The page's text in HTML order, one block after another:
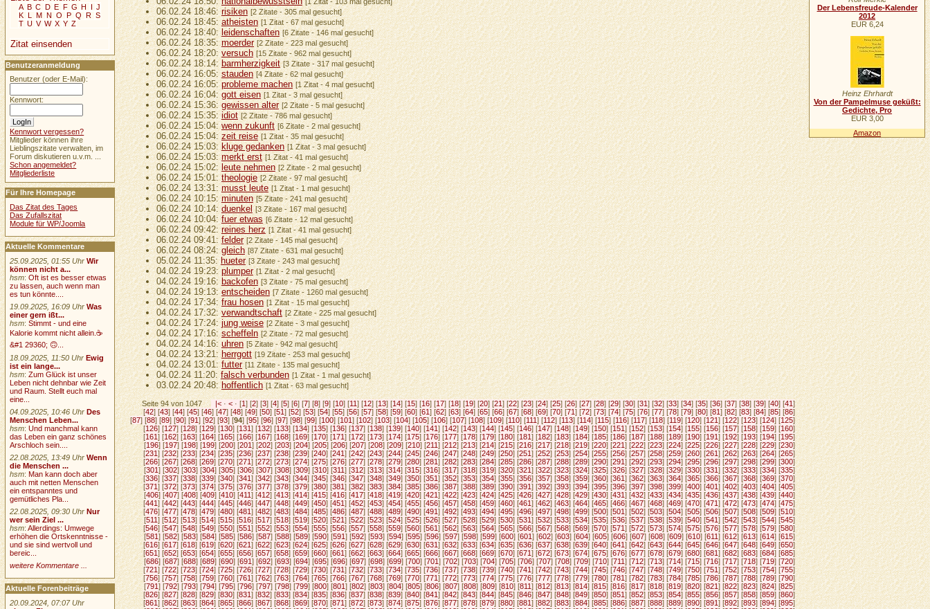
06.02.24 18:46:risiken [2 Zitate - 305 mal gesucht]
06.02.24 18:45:atheisten [1 Zitat - 67 mal gesucht]
06.02.24 18:40:leidenschaften [6 Zitate - 146 mal gesucht]
06.02.24 18:35:moerder [2 Zitate - 223 mal gesucht]
06.02.24 18:20:versuch [15 Zitate - 962 mal gesucht]
06.02.24 18:14:barmherzigkeit [3 Zitate - 317 mal gesucht]
06.02.24 16:05:stauden [4 Zitate - 62 mal gesucht]
06.02.24 16:05:probleme machen [1 Zitat - 4 mal gesucht]
06.02.24 16:04:gott eisen [1 Zitat - 3 mal gesucht]
06.02.24 15:36:gewissen alter [2 Zitate - 5 mal gesucht]
06.02.24 15:35:idiot [2 Zitate - 786 mal gesucht]
06.02.24 15:04:wenn zukunft [6 Zitate - 2 mal gesucht]
06.02.24 15:04:zeit reise [1 Zitat - 35 mal gesucht]
06.02.24 15:03:kluge gedanken [1 Zitat - 3 mal gesucht]
06.02.24 15:03:merkt erst [1 Zitat - 41 mal gesucht]
06.02.24 15:02:leute nehmen [2 Zitate - 2 mal gesucht]
06.02.24 15:01:theologie [2 Zitate - 97 mal gesucht]
06.02.24 13:31:musst leute [1 Zitat - 1 mal gesucht]
06.02.24 10:15:minuten [5 Zitate - 241 mal gesucht]
06.02.24 10:14:duenkel [3 Zitate - 167 mal gesucht]
06.02.24 10:04:fuer etwas [6 Zitate - 12 mal gesucht]
06.02.24 09:42:reines herz [1 Zitat - 41 mal gesucht]
06.02.24 09:41:felder [2 Zitate - 145 mal gesucht]
06.02.24 08:24:gleich [87 Zitate - 631 mal gesucht]
05.02.24 11:35:hueter [3 Zitate - 243 mal gesucht]
04.02.24 19:23:plumper [1 Zitat - 2 mal gesucht]
04.02.24 19:16:backofen [3 Zitate - 75 mal gesucht]
04.02.24 19:13:entscheiden [7 Zitate - 1260 mal gesucht]
04.02.24 17:34:frau hosen [1 Zitat - 15 mal gesucht]
04.02.24 17:32:verwandtschaft [2 Zitate - 225 mal gesucht]
04.02.24 17:24:jung weise [2 Zitate - 3 mal gesucht]
04.02.24 17:16:scheffeln [2 Zitate - 72 mal gesucht]
04.02.24 14:16:uhren [5 Zitate - 942 mal gesucht]
04.02.24 13:21:herrgott [19 Zitate - 253 mal gesucht]
04.02.24 13:01:futter [11 Zitate - 135 mal gesucht]
04.02.24 11:20:falsch verbunden [1 Zitat - 1 mal gesucht]
03.02.24 20:48:hoffentlich [1 Zitat - 63 mal gesucht]
Seite 94 von 1047 |<· <· [1] [2] [3] [4] [5] [6] [7] [8] [9] [10] [11] [12] [13] [14] [15] [16] [17] [18] [19] [20] [21] [22] [23] [24] [25] [26] [27] [28] [29] [30] [31] [32] [33] [34] [35] [36] [37] [38] [39] [40] [41]
[42] [43] [44] [45] [46] [47] [48] [49] [50] [51] [52] [53] [54] [55] [56] [57] [58] [59] [60] [61] [62] [63] [64] [65] [66] [67] [68] [69] [70] [71] [72] [73] [74] [75] [76] [77] [78] [79] [80] [81] [82] [83] [84] [85] [86]
[87] [88] [89] [90] [91] [92] [93] [94] [95] [96] [97] [98] [99] [100] [101] [102] [103] [104] [105] [106] [107] [108] [109] [110] [111] [112] [113] [114] [115] [116] [117] [118] [119] [120] [121] [122] [123] [124] [125]
[126] [127] [128] [129] [130] [131] [132] [133] [134] [135] [136] [137] [138] [139] [140] [141] [142] [143] [144] [145] [146] [147] [148] [149] [150] [151] [152] [153] [154] [155] [156] [157] [158] [159] [160]
[161] [162] [163] [164] [165] [166] [167] [168] [169] [170] [171] [172] [173] [174] [175] [176] [177] [178] [179] [180] [181] [182] [183] [184] [185] [186] [187] [188] [189] [190] [191] [192] [193] [194] [195]
[196] [197] [198] [199] [200] [201] [202] [203] [204] [205] [206] [207] [208] [209] [210] [211] [212] [213] [214] [215] [216] [217] [218] [219] [220] [221] [222] [223] [224] [225] [226] [227] [228] [229] [230]
[231] [232] [233] [234] [235] [236] [237] [238] [239] [240] [241] [242] [243] [244] [245] [246] [247] [248] [249] [250] [251] [252] [253] [254] [255] [256] [257] [258] [259] [260] [261] [262] [263] [264] [265]
[266] [267] [268] [269] [270] [271] [272] [273] [274] [275] [276] [277] [278] [279] [280] [281] [282] [283] [284] [285] [286] [287] [288] [289] [290] [291] [292] [293] [294] [295] [296] [297] [298] [299] [300]
[301] [302] [303] [304] [305] [306] [307] [308] [309] [310] [311] [312] [313] [314] [315] [316] [317] [318] [319] [320] [321] [322] [323] [324] [325] [326] [327] [328] [329] [330] [331] [332] [333] [334] [335]
[336] [337] [338] [339] [340] [341] [342] [343] [344] [345] [346] [347] [348] [349] [350] [351] [352] [353] [354] [355] [356] [357] [358] [359] [360] [361] [362] [363] [364] [365] [366] [367] [368] [369] [370]
[371] [372] [373] [374] [375] [376] [377] [378] [379] [380] [381] [382] [383] [384] [385] [386] [387] [388] [389] [390] [391] [392] [393] [394] [395] [396] [397] [398] [399] [400] [401] [402] [403] [404] [405]
[406] [407] [408] [409] [410] [411] [412] [413] [414] [415] [416] [417] [418] [419] [420] [421] [422] [423] [424] [425] [426] [427] [428] [429] [430] [431] [432] [433] [434] [435] [436] [437] [438] [439] [440]
[441] [442] [443] [444] [445] [446] [447] [448] [449] [450] [451] [452] [453] [454] [455] [456] [457] [458] [459] [460] [461] [462] [463] [464] [465] [466] [467] [468] [469] [470] [471] [472] [473] [474] [475]
[476] [477] [478] [479] [480] [481] [482] [483] [484] [485] [486] [487] [488] [489] [490] [491] [492] [493] [494] [495] [496] [497] [498] [499] [500] [501] [502] [503] [504] [505] [506] [507] [508] [509] [510]
[511] [512] [513] [514] [515] [516] [517] [518] [519] [520] [521] [522] [523] [524] [525] [526] [527] [528] [529] [530] [531] [532] [533] [534] [535] [536] [537] [538] [539] [540] [541] [542] [543] [544] [545]
[546] [547] [548] [549] [550] [551] [552] [553] [554] [555] [556] [557] [558] [559] [560] [561] [562] [563] [564] [565] [566] [567] [568] [569] [570] [571] [572] [573] [574] [575] [576] [577] [578] [579] [580]
[581] [582] [583] [584] [585] [586] [587] [588] [589] [590] [591] [592] [593] [594] [595] [596] [597] [598] [599] [600] [601] [602] [603] [604] [605] [606] [607] [608] [609] [610] [611] [612] [613] [614] [615]
[616] [617] [618] [619] [620] [621] [622] [623] [624] [625] [626] [627] [628] [629] [630] [631] [632] [633] [634] [635] [636] [637] [638] [639] [640] [641] [642] [643] [644] [645] [646] [647] [648] [649] [650]
[651] [652] [653] [654] [655] [656] [657] [658] [659] [660] [661] [662] [663] [664] [665] [666] [667] [668] [669] [670] [671] [672] [673] [674] [675] [676] [677] [678] [679] [680] [681] [682] [683] [684] [685]
[686] [687] [688] [689] [690] [691] [692] [693] [694] [695] [696] [697] [698] [699] [700] [701] [702] [703] [704] [705] [706] [707] [708] [709] [710] [711] [712] [713] [714] [715] [716] [717] [718] [719] [720]
[721] [722] [723] [724] [725] [726] [727] [728] [729] [730] [731] [732] [733] [734] [735] [736] [737] [738] [739] [740] [741] [742] [743] [744] [745] [746] [747] [748] [749] [750] [751] [752] [753] [754] [755]
[756] [757] [758] [759] [760] [761] [762] [763] [764] [765] [766] [767] [768] [769] [770] [771] [772] [773] [774] [775] [776] [777] [778] [779] [780] [781] [782] [783] [784] [785] [786] [787] [788] [789] [790]
[791] [792] [793] [794] [795] [796] [797] [798] [799] [800] [801] [802] [803] [804] [805] [806] [807] [808] [809] [810] [811] [812] [813] [814] [815] [816] [817] [818] [819] [820] [821] [822] [823] [824] [825]
[826] [827] [828] [829] [830] [831] [832] [833] [834] [835] [836] [837] [838] [839] [840] [841] [842] [843] [844] [845] [846] [847] [848] [849] [850] [851] [852] [853] [854] [855] [856] [857] [858] [859] [860]
[861] [862] [863] [864] [865] [866] [867] [868] [869] [870] [871] [872] [873] [874] [875] [876] [877] [878] [879] [880] [881] [882] [883] [884] [885] [886] [887] [888] [889] [890] [891] [892] [893] [894] [895]
Der Lebensfreude-Kalender
2012
EUR 6,24
Heinz Ehrhardt
Von der Pampelmuse geküßt:
Gedichte, Pro
EUR 3,00
Amazon
A B C D E F G H I J
K L M N O P Q R S
T U V W X Y Z
Zitat einsenden
Benutzeranmeldung
Benutzer (oder E-Mail):
Kennwort:
Kennwort vergessen?
Mitglieder können ihre
Lieblingszitate verwalten, im
Forum diskutieren u.v.m. ...
Schon angemeldet?
Mitgliederliste
Für Ihre Homepage
Das Zitat des Tages
Das Zufallszitat
Module für WP/Joomla
Aktuelle Kommentare
25.09.2025, 01:55 Uhr Wir
können nicht a...
hsm:Oft ist es besser etwas
zu lassen, auch wenn man
es tun könnte....
19.09.2025, 16:09 Uhr Was
einer gern ißt...
hsm:Stimmt - und eine
Kalorie kommt nicht allein.☕
&#1 29360; 🙃...
18.09.2025, 11:50 Uhr Ewig
ist ein lange...
hsm:Zum Glück ist unser
Leben nicht dehnbar wie Zeit
und Raum. Stellt euch mal
eine...
04.09.2025, 10:46 Uhr Des
Menschen Leben...
hsm:Und manchmal kann
das Leben ein ganz schönes
Arschloch sein....
22.08.2025, 13:49 Uhr Wenn
die Menschen ...
hsm:Man kann doch aber
auch mit netten Menschen
ein entspanntes und
gemütliches Pla...
22.08.2025, 09:30 Uhr Nur
wer sein Ziel ...
hsm:Allerdings: Umwege
erhöhen die Ortskenntnisse -
und sie sind wertvoll und
bereic...
weitere Kommentare ...
Aktuelle Forenbeiträge
20.09.2024, 07:07 Uhr